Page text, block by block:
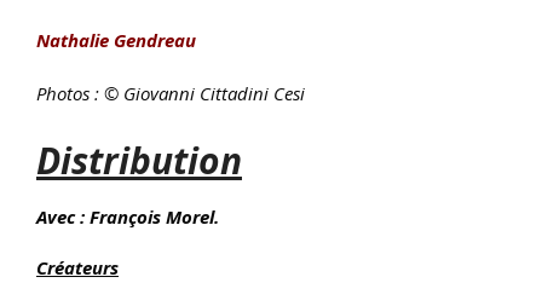
Nathalie Gendreau
Photos : © Giovanni Cittadini Cesi
Distribution
Avec : François Morel.
Créateurs